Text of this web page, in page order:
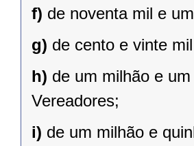
f) de noventa mil e
g) de cento e vinte
h) de um milhão e
Vereadores;
i) de um milhão e